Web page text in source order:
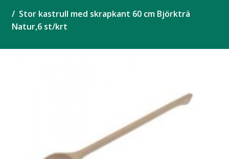
Stor kastrull med skrapkant 60 cm Björkträ
Natur,6 st/krt